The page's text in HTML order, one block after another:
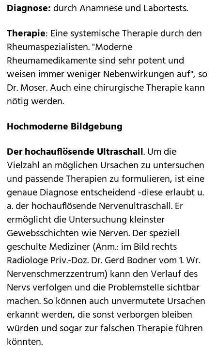
Diagnose:durch Anamnese und Labortests.
Therapie: Eine systemische Therapie durch den
Rheumaspezialisten. "Moderne
Rheumamedikamente sind sehr potent und
weisen immer weniger Nebenwirkungen auf", so
Dr. Moser. Auch eine chirurgische Therapie kann
nötig werden.
Hochmoderne Bildgebung
Der hochauflösende Ultraschall. Um die
Vielzahl an möglichen Ursachen zu untersuchen
und passende Therapien zu formulieren, ist eine
genaue Diagnose entscheidend -diese erlaubt u.
a. der hochauflösende Nervenultraschall. Er
ermöglicht die Untersuchung kleinster
Gewebsschichten wie Nerven. Der speziell
geschulte Mediziner (Anm.: im Bild rechts
Radiologe Priv.-Doz. Dr. Gerd Bodner vom 1. Wr.
Nervenschmerzzentrum) kann den Verlauf des
Nervs verfolgen und die Problemstelle sichtbar
machen. So können auch unvermutete Ursachen
erkannt werden, die sonst verborgen bleiben
würden und sogar zur falschen Therapie führen
könnten.